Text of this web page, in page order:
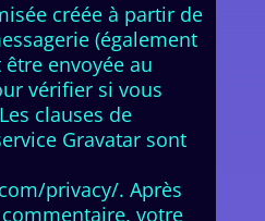
créée à partir de
(également
envoyée au
vérifier si vous
clauses de
Gravatar sont
privacy/. Après
votre